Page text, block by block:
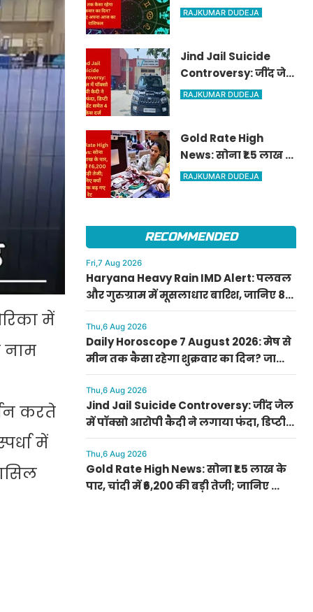
में
नाम
करते
में
मीन तक कैसा रहेगा
RAJKUMAR DUDEJA
Jind Jail Suicide
Controversy: जींद जेल
में पॉक्सो आरोपी कैदी ने
केस दर्ज
RAJKUMAR DUDEJA
Gold Rate High
News: सोना ₹1.5 लाख के
पार, चांदी में ₹6,200 की
RAJKUMAR DUDEJA
RECOMMENDED
Fri,7 Aug 2026
Haryana Heavy Rain IMD Alert: पलवल
और गुरुग्राम में मूसलाधार बारिश, जानिए 8
अगस्त तक आपके जिले में कैसा रहेगा मौसम
Thu,6 Aug 2026
Daily Horoscope 7 August 2026: मेष से
मीन तक कैसा रहेगा शुक्रवार का दिन? जानिए
अपना आज का राशिफल
Thu,6 Aug 2026
Jind Jail Suicide Controversy: जींद जेल
में पॉक्सो आरोपी कैदी ने लगाया फंदा, डिप्टी
सुपरिंटेंडेंट समेत 4 पर केस दर्ज
Thu,6 Aug 2026
Gold Rate High News: सोना ₹1.5 लाख के
पार, चांदी में ₹6,200 की बड़ी तेजी; जानिए क्यों